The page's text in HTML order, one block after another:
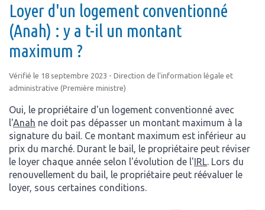
Loyer d'un logement conventionné
(Anah) : y a t-il un montant
maximum ?
Vérifié le 18 septembre 2023 - Direction de l'information légale et
administrative (Première ministre)
Oui, le propriétaire d'un logement conventionné avec
l'Anah ne doit pas dépasser un montant maximum à la
signature du bail. Ce montant maximum est inférieur au
prix du marché. Durant le bail, le propriétaire peut réviser
le loyer chaque année selon l'évolution de l'IRL. Lors du
renouvellement du bail, le propriétaire peut réévaluer le
loyer, sous certaines conditions.